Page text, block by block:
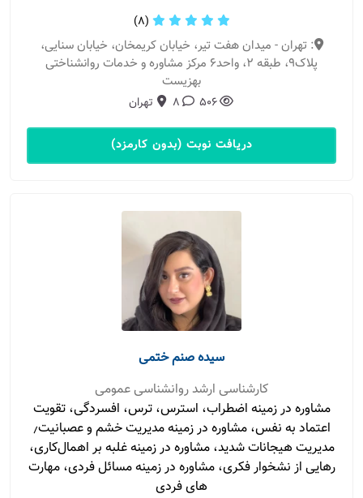
(8)
: تهران - میدان هفت تیر، خیابان کریمخان، خیابان سنایی،
پلاک9، طبقه 2، واحد6 مرکز مشاوره و خدمات روانشناختی
بهزیست
506
8 تهران
دریافت نوبت (بدون کارمزد)
سیده صنم ختمی
کارشناسی ارشد روانشناسی عمومی
مشاوره در زمینه اضطراب، استرس، ترس، افسردگی، تقویت
اعتماد به نفس، مشاوره در زمینه مدیریت خشم و عصبانیت٫
مدیریت هیجانات شدید، مشاوره در زمینه غلبه بر اهمال‌کاری،
رهایی از نشخوار فکری، مشاوره در زمینه مسائل فردی، مهارت
های فردی